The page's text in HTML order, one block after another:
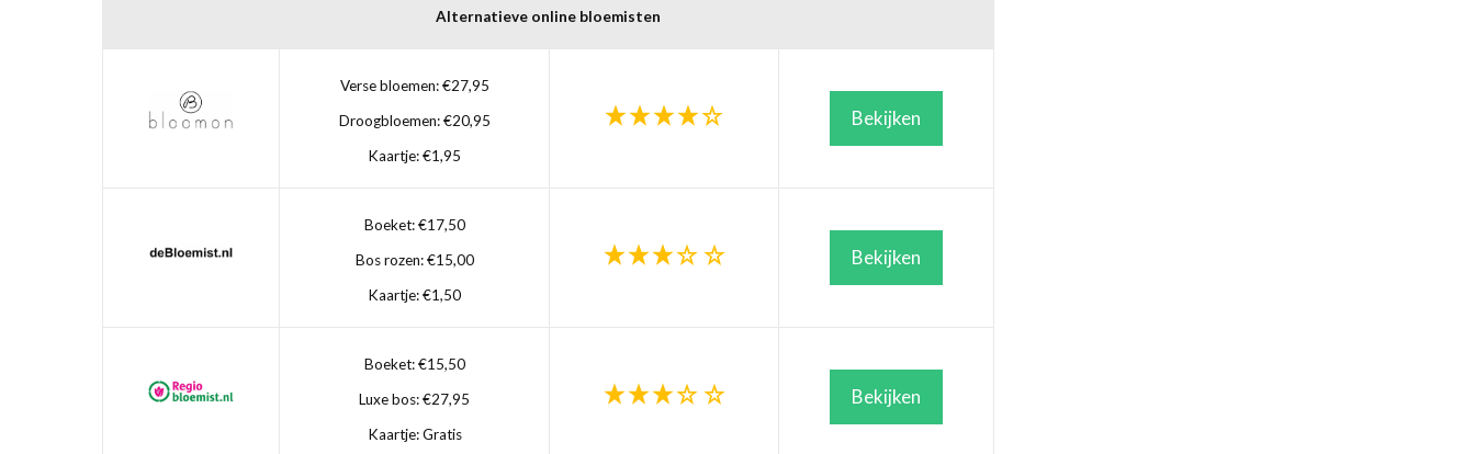
Alternatieve online bloemisten
Verse bloemen: €27,95
Droogbloemen: €20,95
Kaartje: €1,95
Bekijken
Boeket: €17,50
Bos rozen: €15,00
Kaartje: €1,50
Bekijken
Boeket: €15,50
Luxe bos: €27,95
Kaartje: Gratis
Bekijken